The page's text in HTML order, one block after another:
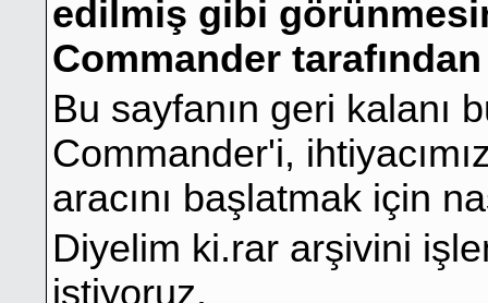
edilmiş gibi
Commander
Bu sayfanın geri kalanı
Commander'i,
aracını başlatmak için
Diyelim ki.rar arşivini
istiyoruz.